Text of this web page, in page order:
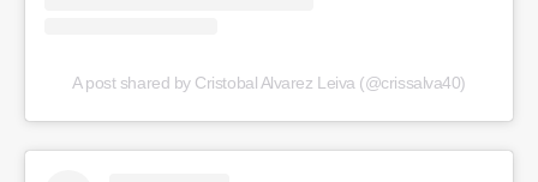
A post shared by Cristobal Alvarez Leiva (@crissalva40)